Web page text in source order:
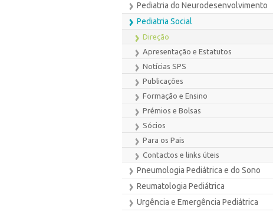
Pediatria do Neurodesenvolvimento
Pediatria Social
Direção
Apresentação e Estatutos
Notícias SPS
Publicações
Formação e Ensino
Prémios e Bolsas
Sócios
Para os Pais
Contactos e links úteis
Pneumologia Pediátrica e do Sono
Reumatologia Pediátrica
Urgência e Emergência Pediátrica